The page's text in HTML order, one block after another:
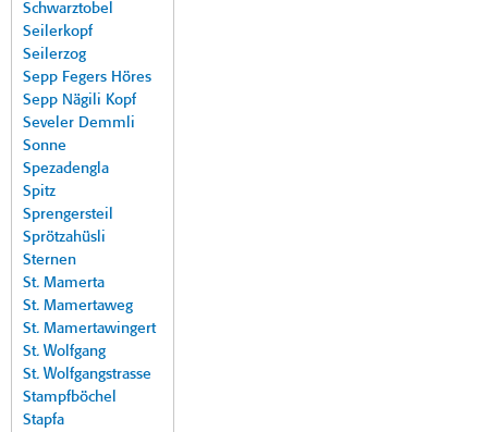
Schwarztobel
Seilerkopf
Seilerzog
Sepp Fegers Höres
Sepp Nägili Kopf
Seveler Demmli
Sonne
Spezadengla
Spitz
Sprengersteil
Sprötzahüsli
Sternen
St. Mamerta
St. Mamertaweg
St. Mamertawingert
St. Wolfgang
St. Wolfgangstrasse
Stampfböchel
Stapfa